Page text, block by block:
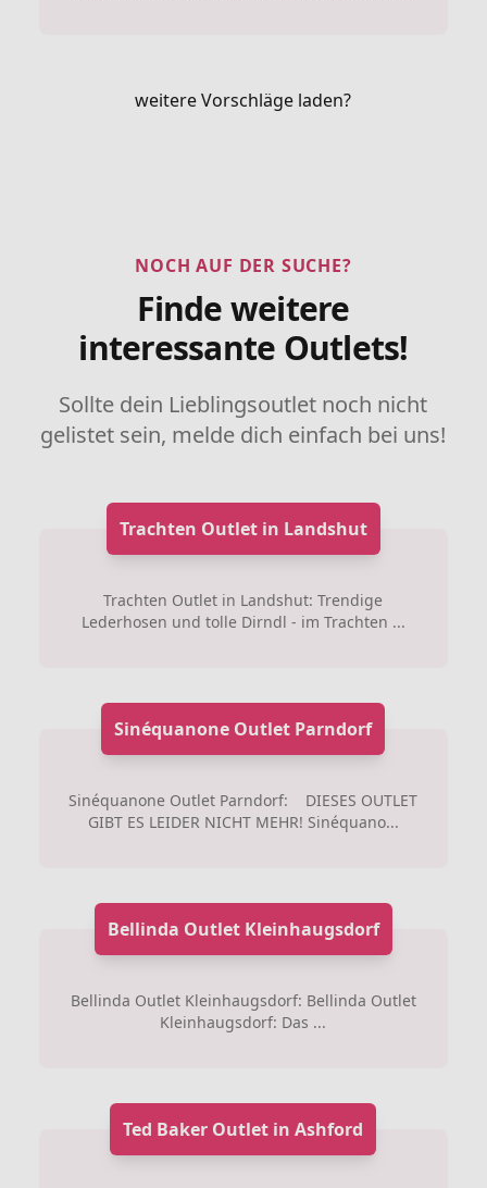
weitere Vorschläge laden?
NOCH AUF DER SUCHE?
Finde weitere
interessante Outlets!
Sollte dein Lieblingsoutlet noch nicht
gelistet sein, melde dich einfach bei uns!
Trachten Outlet in Landshut
Trachten Outlet in Landshut: Trendige
Lederhosen und tolle Dirndl - im Trachten ...
Sinéquanone Outlet Parndorf
Sinéquanone Outlet Parndorf: DIESES OUTLET
GIBT ES LEIDER NICHT MEHR! Sinéquano...
Bellinda Outlet Kleinhaugsdorf
Bellinda Outlet Kleinhaugsdorf: Bellinda Outlet
Kleinhaugsdorf: Das ...
Ted Baker Outlet in Ashford